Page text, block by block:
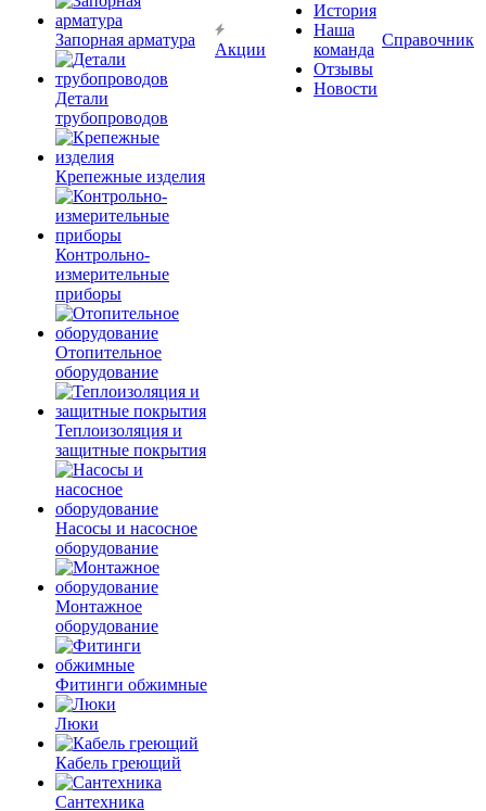
Запорная арматура
Детали
трубопроводов
Крепежные изделия
Контрольно-
измерительные
приборы
Отопительное
оборудование
Теплоизоляция и
защитные покрытия
Насосы и насосное
оборудование
Монтажное
оборудование
Фитинги обжимные
Люки
Кабель греющий
Сантехника
Акции
История
Наша
команда
Отзывы
Новости
Справочник